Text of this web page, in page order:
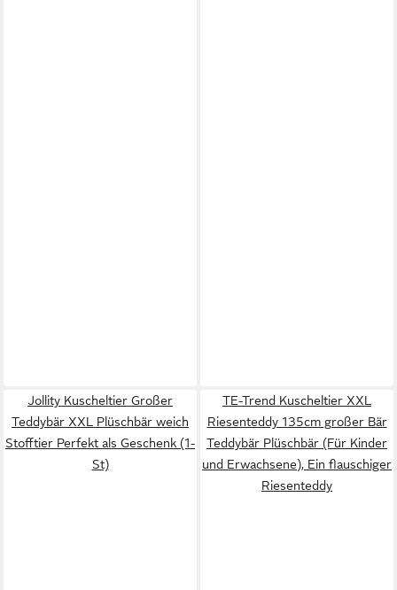
Jollity Kuscheltier Großer
Teddybär XXL Plüschbär weich
Stofftier Perfekt als Geschenk (1-
St)
TE-Trend Kuscheltier XXL
Riesenteddy 135cm großer Bär
Teddybär Plüschbär (Für Kinder
und Erwachsene), Ein flauschiger
Riesenteddy